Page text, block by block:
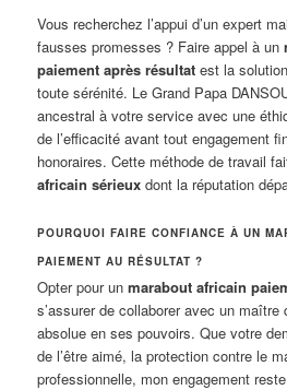
Vous recherchez l’appui d’un expert
fausses promesses ? Faire appel à un
paiement après résultat est la
toute sérénité. Le Grand Papa
ancestral à votre service avec une
de l’efficacité avant tout engagement
honoraires. Cette méthode de travail
africain sérieux dont la réputation
POURQUOI FAIRE CONFIANCE À UN
PAIEMENT AU RÉSULTAT ?
Opter pour unmarabout africain
s’assurer de collaborer avec un
absolue en ses pouvoirs. Que votre
de l’être aimé, la protection contre le
professionnelle, mon engagement